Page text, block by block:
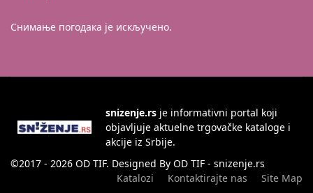
Снимање погодака је искључено.
snizenje.rs je informativni portal koji
objavljuje aktuelne trgovačke kataloge i
akcije iz Srbije.
©2017 - 2026 OD TIF. Designed By OD TIF - snizenje.rs
Katalozi
Kontaktirajte nas Site Map